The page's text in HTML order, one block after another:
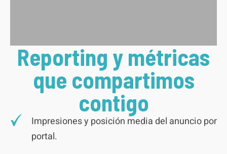
Reporting y métricas
que compartimos
contigo
Impresiones y posición media del anuncio por
portal.